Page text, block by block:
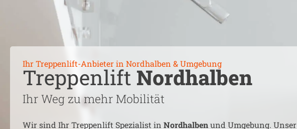
Ihr Treppenlift-Anbieter in Nordhalben & Umgebung
Treppenlift Nordhalben
Ihr Weg zu mehr Mobilität
Wir sind Ihr Treppenlift Spezialist in Nordhalbenund Umgebung. Unser